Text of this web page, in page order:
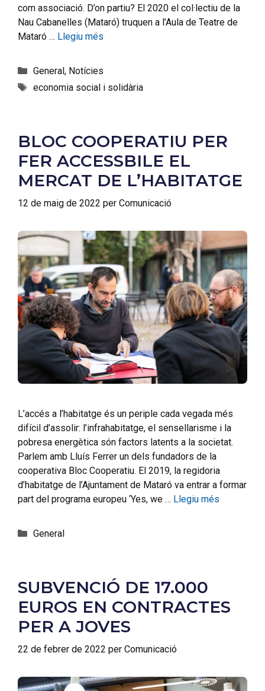
com associació. D’on partiu? El 2020 el col·lectiu de la
Nau Cabanelles (Mataró) truquen a l’Aula de Teatre de
Mataró … Llegiu més
General, Notícies
economia social i solidària
BLOC COOPERATIU PER
FER ACCESSBILE EL
MERCAT DE L’HABITATGE
12 de maig de 2022 per Comunicació
L’accés a l’habitatge és un periple cada vegada més
difícil d’assolir: l’infrahabitatge, el sensellarisme i la
pobresa energètica són factors latents a la societat.
Parlem amb Lluís Ferrer un dels fundadors de la
cooperativa Bloc Cooperatiu. El 2019, la regidoria
d’habitatge de l’Ajuntament de Mataró va entrar a formar
part del programa europeu ‘Yes, we … Llegiu més
General
SUBVENCIÓ DE 17.000
EUROS EN CONTRACTES
PER A JOVES
22 de febrer de 2022 per Comunicació